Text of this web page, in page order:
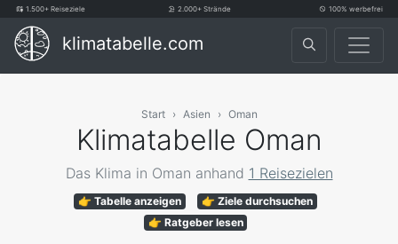
1.500+ Reiseziele 2.000+ Strände 100% werbefrei
klimatabelle.com
Start Asien Oman
Klimatabelle Oman
Das Klima in Oman anhand 1 Reisezielen
👉 Tabelle anzeigen
👉 Ziele durchsuchen
👉 Ratgeber lesen